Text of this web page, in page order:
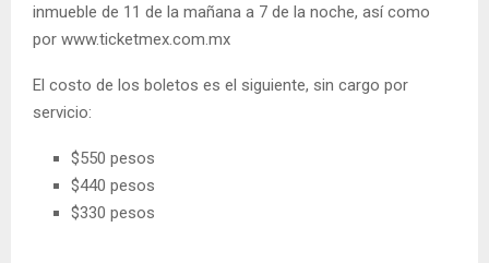
inmueble de 11 de la mañana a 7 de la noche, así como
por www.ticketmex.com.mx
El costo de los boletos es el siguiente, sin cargo por
servicio:
$550 pesos
$440 pesos
$330 pesos